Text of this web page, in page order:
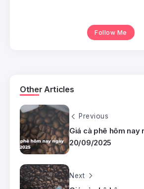
Follow Me
Other Articles
Previous
Giá cà phê hôm nay
20/09/2025
Next